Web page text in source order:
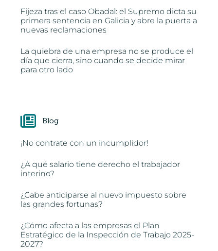
Fijeza tras el caso Obadal: el Supremo dicta su
primera sentencia en Galicia y abre la puerta a
nuevas reclamaciones
La quiebra de una empresa no se produce el
día que cierra, sino cuando se decide mirar
para otro lado
Blog
¡No contrate con un incumplidor!
¿A qué salario tiene derecho el trabajador
interino?
¿Cabe anticiparse al nuevo impuesto sobre
las grandes fortunas?
¿Cómo afecta a las empresas el Plan
Estratégico de la Inspección de Trabajo 2025-
2027?